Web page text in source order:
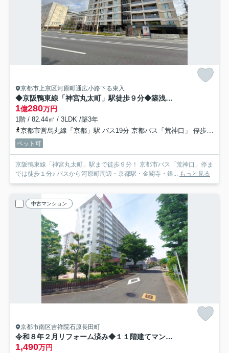
京都市上京区河原町通広小路下る東入
◆京阪鴨東線「神宮丸太町」駅徒歩９分◆築浅３LDK角住戸◆ペット飼育可能◆ローレルコート京都御所東
1億280万円
1階 / 82.44㎡ / 3LDK /築3年
京都市営烏丸線「京都」駅 バス19分 京都バス「荒神口」 停歩1分
ペット可
京阪鴨東線「神宮丸太町」駅まで徒歩９分！ 京都市バス「荒神口」停ま
では徒歩１分♪ バスから河原町周辺・京都駅・金閣寺・銀...
もっと見る
中古マンション
京都市南区吉祥院石原長田町
令和８年２月リフォーム済み◆１１階建てマンション１０階部分南西向き２ＬＤＫ住戸◆桂川ハイツ２号館
1,490万円